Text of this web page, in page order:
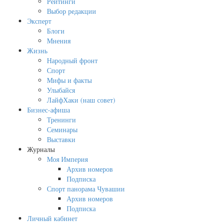
Выбор редакции
Эксперт
Блоги
Мнения
Жизнь
Народный фронт
Спорт
Мифы и факты
Улыбайся
ЛайфХаки (наш совет)
Бизнес-афиша
Тренинги
Семинары
Выставки
Журналы
Моя Империя
Архив номеров
Подписка
Спорт панорама Чувашии
Архив номеров
Подписка
Личный кабинет